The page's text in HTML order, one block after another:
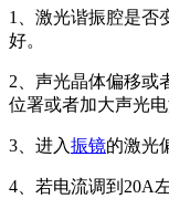
1、激光谐振腔是否
好。
2、声光晶体偏移或
位署或者加大声光电
3、进入振镜的激光
4、若电流调到20A